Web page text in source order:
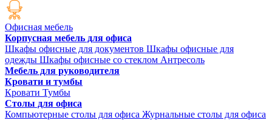
Офисная мебель
Корпусная мебель для офиса
Шкафы офисные для документов Шкафы офисные для
одежды Шкафы офисные со стеклом Антресоль
Мебель для руководителя
Кровати и тумбы
Кровати Тумбы
Столы для офиса
Компьютерные столы для офиса Журнальные столы для офиса